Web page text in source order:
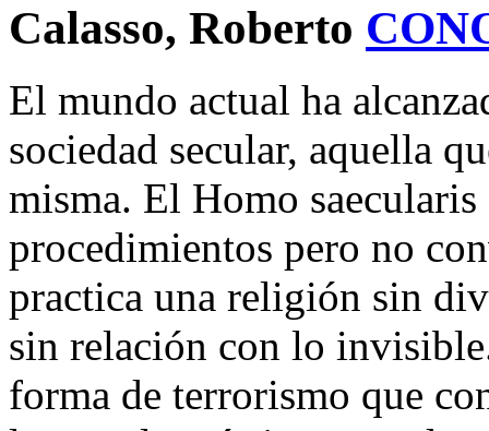
Calasso, Roberto
El mundo actual ha
sociedad secular, aquella
misma. El Homo
procedimientos pero no
practica una religión sin
sin relación con lo
forma de terrorismo que